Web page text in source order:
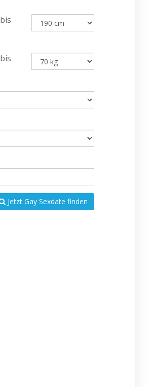
bis
bis
Jetzt Gay Sexdate finden